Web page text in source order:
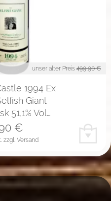
unser alter Preis 499,90 €
1994 Ex
Giant
51,1% Vol…
zzgl. Versand
€